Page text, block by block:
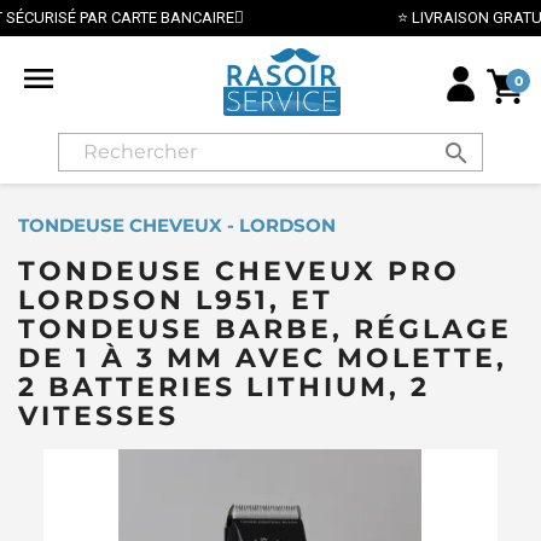
⭐ LIVRAISON GRATUITE EN FRANCE MÉTROPOLITAINE DÈS 70€ ⭐
 0
search
TONDEUSE CHEVEUX - LORDSON
TONDEUSE CHEVEUX PRO
LORDSON L951, ET
TONDEUSE BARBE, RÉGLAGE
DE 1 À 3 MM AVEC MOLETTE,
2 BATTERIES LITHIUM, 2
VITESSES